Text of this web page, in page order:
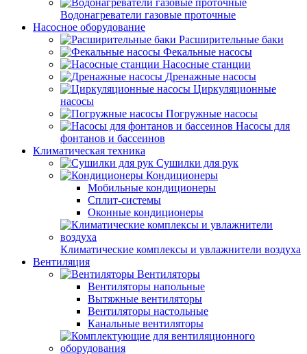
Водонагреватели газовые проточные
Насосное оборудование
Расширительные баки
Фекальные насосы
Насосные станции
Дренажные насосы
Циркуляционные
насосы
Погружные насосы
Насосы для
фонтанов и бассеинов
Климатическая техника
Сушилки для рук
Кондиционеры
Мобильные кондиционеры
Сплит-системы
Оконные кондиционеры
Климатические комплексы и увлажнители воздуха
Вентиляция
Вентиляторы
Вентиляторы напольные
Вытяжные вентиляторы
Вентиляторы настольные
Канальные вентиляторы